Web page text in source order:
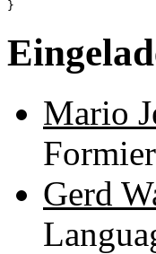
Mario
Gerd